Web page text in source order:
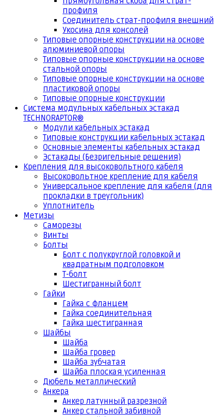
профиля
Соединитель страт-профиля внешний
Укосина для консолей
Типовые опорные конструкции на основе
алюминиевой опоры
Типовые опорные конструкции на основе
стальной опоры
Типовые опорные конструкции на основе
пластиковой опоры
Типовые опорные конструкции
Система модульных кабельных эстакад
TECHNORAPTOR®
Модули кабельных эстакад
Типовые конструкции кабельных эстакад
Основные элементы кабельных эстакад
Эстакады (Безригельные решения)
Крепления для высоковольтного кабеля
Высоковольтное крепление для кабеля
Универсальное крепление для кабеля (для
прокладки в треугольник)
Уплотнитель
Метизы
Саморезы
Винты
Болты
Болт с полукруглой головкой и
квадратным подголовком
Т-болт
Шестигранный болт
Гайки
Гайка с фланцем
Гайка соединительная
Гайка шестигранная
Шайбы
Шайба
Шайба гровер
Шайба зубчатая
Шайба плоская усиленная
Дюбель металлический
Анкера
Анкер латунный разрезной
Анкер стальной забивной